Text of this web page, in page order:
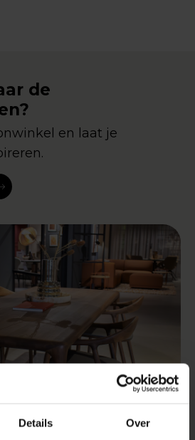
Details Over
de
en laat je